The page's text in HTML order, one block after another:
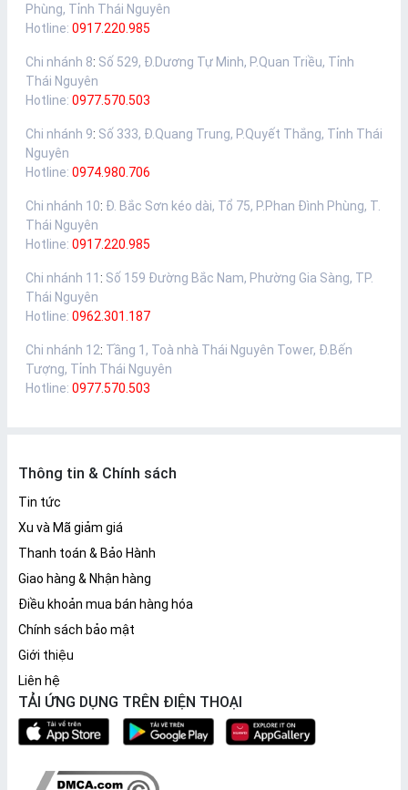
Phùng, Tỉnh Thái Nguyên
Hotline: 0917.220.985
Chi nhánh 8: Số 529, Đ.Dương Tự Minh, P.Quan Triều, Tỉnh
Thái Nguyên
Hotline: 0977.570.503
Chi nhánh 9: Số 333, Đ.Quang Trung, P.Quyết Thắng, Tỉnh Thái
Nguyên
Hotline: 0974.980.706
Chi nhánh 10: Đ. Bắc Sơn kéo dài, Tổ 75, P.Phan Đình Phùng, T.
Thái Nguyên
Hotline: 0917.220.985
Chi nhánh 11 : Số 159 Đường Bắc Nam, Phường Gia Sàng, TP.
Thái Nguyên
Hotline: 0962.301.187
Chi nhánh 12: Tầng 1, Toà nhà Thái Nguyên Tower, Đ.Bến
Tượng, Tỉnh Thái Nguyên
Hotline: 0977.570.503
Thông tin & Chính sách
Tin tức
Xu và Mã giảm giá
Thanh toán & Bảo Hành
Giao hàng & Nhận hàng
Điều khoản mua bán hàng hóa
Chính sách bảo mật
Giới thiệu
Liên hệ
TẢI ỨNG DỤNG TRÊN ĐIỆN THOẠI